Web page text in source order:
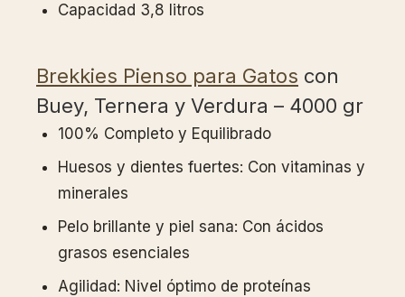
Capacidad 3,8 litros
Brekkies Pienso para Gatos con
Buey, Ternera y Verdura – 4000 gr
100% Completo y Equilibrado
Huesos y dientes fuertes: Con vitaminas y
minerales
Pelo brillante y piel sana: Con ácidos
grasos esenciales
Agilidad: Nivel óptimo de proteínas